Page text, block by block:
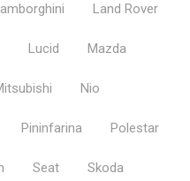
Land Rover
Lucid Mazda
Nio
Pininfarina Polestar
Seat Skoda